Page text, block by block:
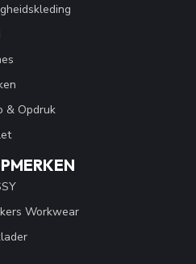
& Opdruk
Workwear